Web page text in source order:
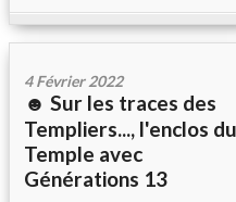
4 Février 2022
☻ Sur les traces des
Templiers..., l'enclos du
Temple avec
Générations 13